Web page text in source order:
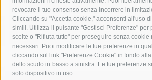
revocare il tuo consenso senza incorrere in
Cliccando su "Accetta cookie," acconsenti all'uso
simili. Utilizza il pulsante "Gestisci Preferenze" per
scelte o "Rifiuta tutto" per proseguire senza cookie
necessari. Puoi modificare le tue preferenze in
cliccando sul link "Preferenze Cookie" in fondo
dello scudo in basso a sinistra. Le tue preferenze
solo dispositivo in uso.
protezione civile
Regione Campania
sindaco cuomo
sorrento studenti
turismo
Vico Equense villa fiorentino